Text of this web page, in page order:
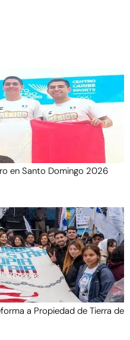
en Santo Domingo 2026
a Propiedad de Tierra de